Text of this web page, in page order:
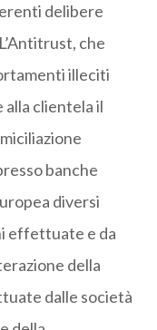
delibere
che
illeciti
clientela il
banche
diversi
effettuate e da
della
dalle società